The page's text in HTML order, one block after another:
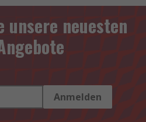
unsere neuesten
Anmelden